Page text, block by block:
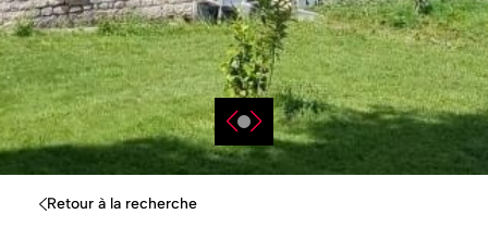
Retour à la recherche